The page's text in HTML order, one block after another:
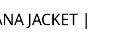
JACKET |